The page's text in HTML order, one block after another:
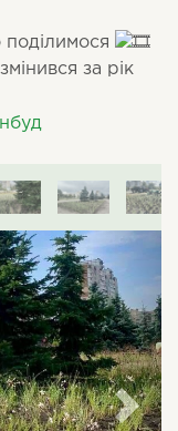
поділимося
за рік